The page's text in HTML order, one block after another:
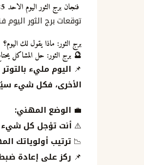
فنجان برج الثور اليوم الاحد 23/2/2025 شباط فيفري فبراير
توقعات برج الثور اليوم
برج الثور: ماذا يقول لك اليوم؟
🔮 برج الثور: حل المشاكل
📌 اليوم مليء
الأخرى، فكل شيء
💼 الوضع المهني:
⚠️ أنت تؤجل كل شيء
📉 ترتيب أولوياتك
📌 ركز على إعادة